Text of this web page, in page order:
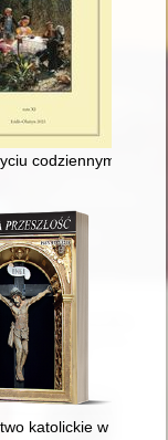
codziennym
Bibliotece w
katolickie w